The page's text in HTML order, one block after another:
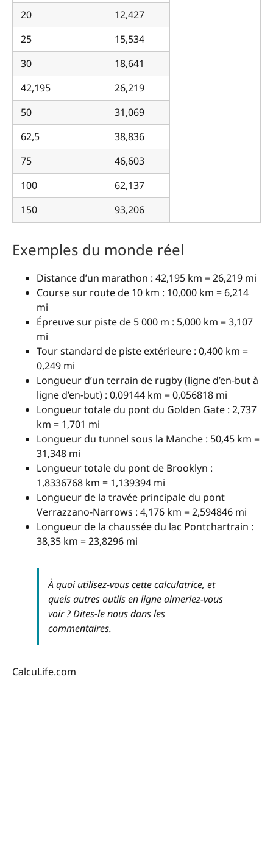
20
12,427
25
15,534
30
18,641
42,195
26,219
50
31,069
62,5
38,836
75
46,603
100
62,137
150
93,206
Exemples du monde réel
Distance d’un marathon : 42,195 km = 26,219 mi
Course sur route de 10 km : 10,000 km = 6,214
mi
Épreuve sur piste de 5 000 m : 5,000 km = 3,107
mi
Tour standard de piste extérieure : 0,400 km =
0,249 mi
Longueur d’un terrain de rugby (ligne d’en-but à
ligne d’en-but) : 0,09144 km = 0,056818 mi
Longueur totale du pont du Golden Gate : 2,737
km = 1,701 mi
Longueur du tunnel sous la Manche : 50,45 km =
31,348 mi
Longueur totale du pont de Brooklyn :
1,8336768 km = 1,139394 mi
Longueur de la travée principale du pont
Verrazzano-Narrows : 4,176 km = 2,594846 mi
Longueur de la chaussée du lac Pontchartrain :
38,35 km = 23,8296 mi
À quoi utilisez-vous cette calculatrice, et
quels autres outils en ligne aimeriez-vous
voir ? Dites-le nous dans les
commentaires.
CalcuLife.com